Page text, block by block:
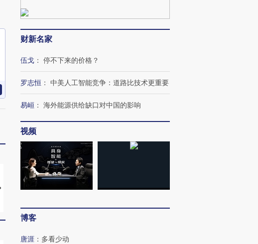
马航飞行员跨国走私7万
视线｜被称为“蟑螂”的印
育部长拱下台
视线｜“入侵”还是“人道危
飞地休达
财新名家
伍戈 ： 停不下来的价格？
罗志恒 ： 中美人工智能竞争：道路比技术更重要
易峘 ： 海外能源供给缺口对中国的影响
视频
博客
唐涯 ： 多看少动